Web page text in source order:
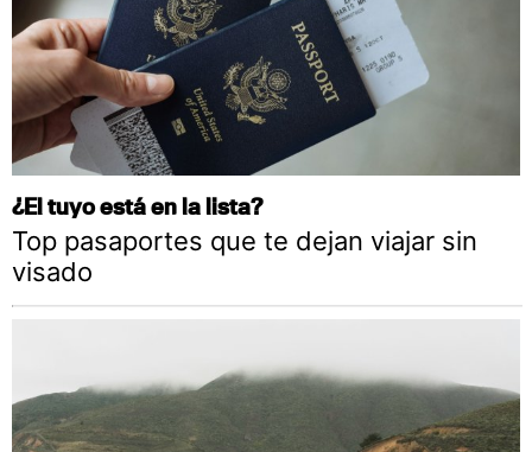
¿El tuyo está en la lista?
Top pasaportes que te dejan viajar sin
visado